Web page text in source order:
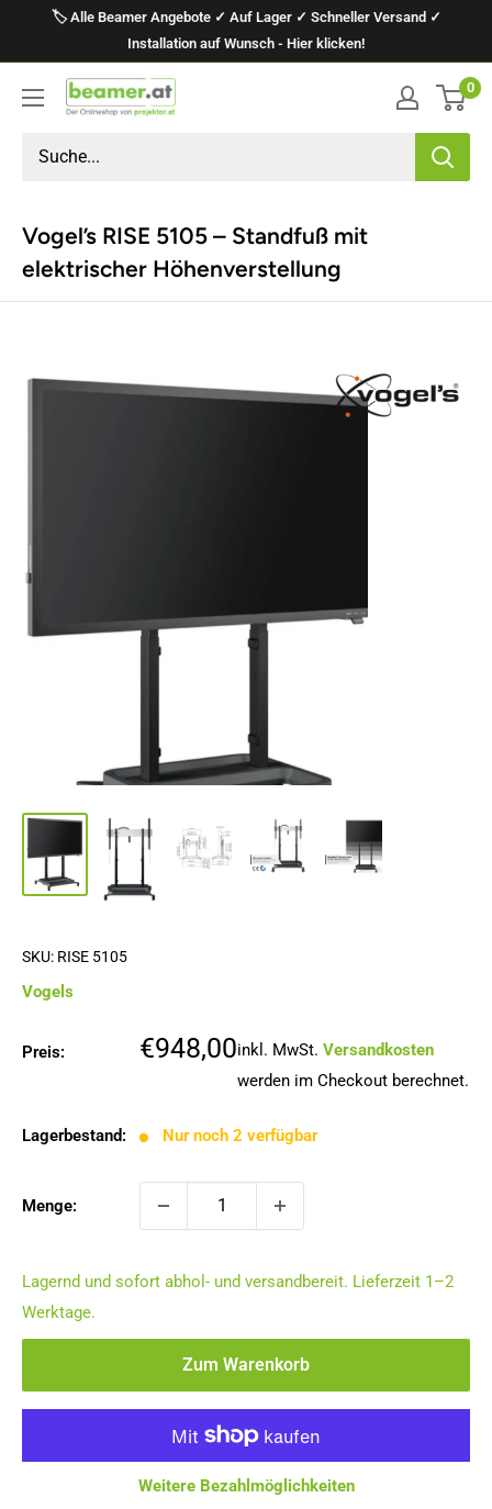
🏷️ Alle Beamer Angebote ✓ Auf Lager ✓ Schneller Versand ✓
Installation auf Wunsch - Hier klicken!
projektor.at
Präsentationstechnik
GmbH
0
Vogel’s RISE 5105 – Standfuß mit
elektrischer Höhenverstellung
SKU: RISE 5105
Vogels
Preis: Sonderpreis
€948,00inkl. MwSt. Versandkosten
werden im Checkout berechnet.
Lagerbestand: Nur noch 2 verfügbar
Menge:
Lagernd und sofort abhol- und versandbereit. Lieferzeit 1–2
Werktage.
Zum Warenkorb
Weitere Bezahlmöglichkeiten